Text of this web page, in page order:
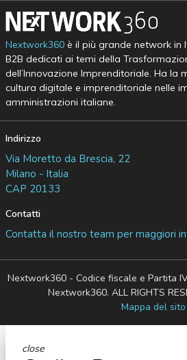
Nextwork360è il più grande network in
B2B dedicati ai temi della
dell’Innovazione Imprenditoriale. Ha la
cultura digitale e imprenditoriale nelle
amministrazioni italiane.
Indirizzo
Via Moretto da Brescia, 22
Milano - Italia
CAP 20133
Contatti
Contatta il nostro team per maggiori
Nextwork360 - Codice fiscale e Partita
Nextwork360. ALL RIGHTS
Mappa del sito
close